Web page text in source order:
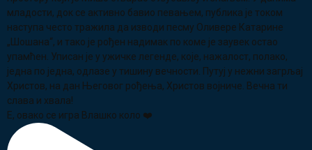
Е, овако се игра Влашко коло ❤️